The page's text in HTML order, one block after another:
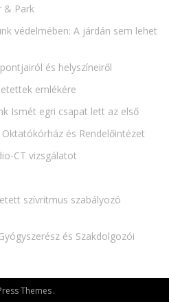
& Park
védelmében: A járdán sem lehet
és helyszíneiről
emlékére​
Ismét egri csapat lett az első
és Rendelőintézet
CT vizsgálatot
szívritmus szabályozó
és Szakdolgozói
Themes.